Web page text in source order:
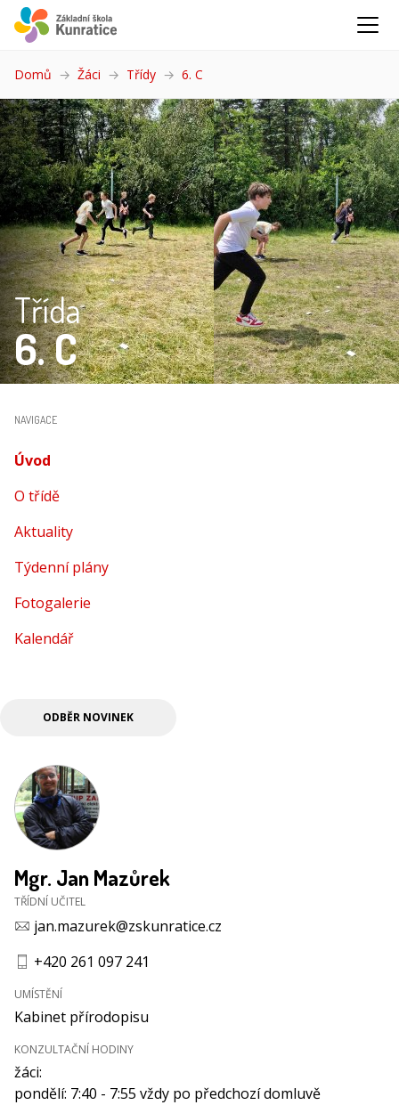
Domů Žáci Třídy 6. C
Třída
6. C
NAVIGACE
Úvod
O třídě
Aktuality
Týdenní plány
Fotogalerie
Kalendář
ODBĚR NOVINEK
Mgr. Jan Mazůrek
TŘÍDNÍ UČITEL
jan.mazurek@zskunratice.cz
+420 261 097 241
UMÍSTĚNÍ
Kabinet přírodopisu
KONZULTAČNÍ HODINY
žáci:
pondělí: 7:40 - 7:55 vždy po předchozí domluvě